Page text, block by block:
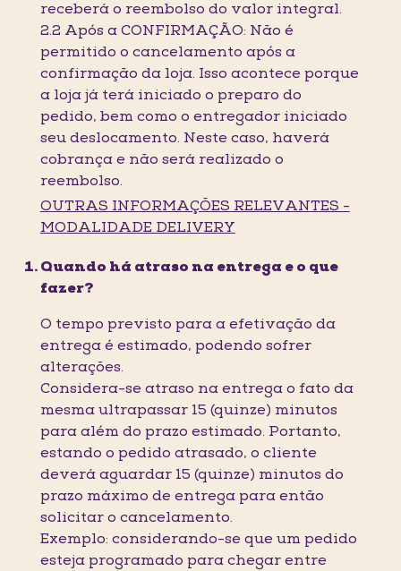
receberá o reembolso do valor integral.
2.2 Após a CONFIRMAÇÃO: Não é
permitido o cancelamento após a
confirmação da loja. Isso acontece porque
a loja já terá iniciado o preparo do
pedido, bem como o entregador iniciado
seu deslocamento. Neste caso, haverá
cobrança e não será realizado o
reembolso.
OUTRAS INFORMAÇÕES RELEVANTES -
MODALIDADE DELIVERY
Quando há atraso na entrega e o que
fazer?
O tempo previsto para a efetivação da
entrega é estimado, podendo sofrer
alterações.
Considera-se atraso na entrega o fato da
mesma ultrapassar 15 (quinze) minutos
para além do prazo estimado. Portanto,
estando o pedido atrasado, o cliente
deverá aguardar 15 (quinze) minutos do
prazo máximo de entrega para então
solicitar o cancelamento.
Exemplo: considerando-se que um pedido
esteja programado para chegar entre